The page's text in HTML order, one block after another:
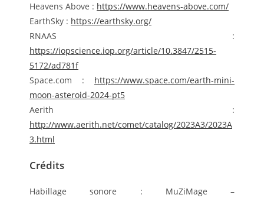
Heavens Above : https://www.heavens-above.com/
EarthSky : https://earthsky.org/
RNAAS :
https://iopscience.iop.org/article/10.3847/2515-
5172/ad781f
Space.com : https://www.space.com/earth-mini-
moon-asteroid-2024-pt5
Aerith :
http://www.aerith.net/comet/catalog/2023A3/2023A
3.html
Crédits
Habillage sonore : MuZiMage –